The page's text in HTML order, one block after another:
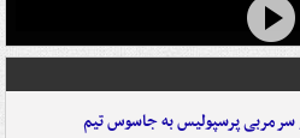
پرسپولیس به جاسوس تیم